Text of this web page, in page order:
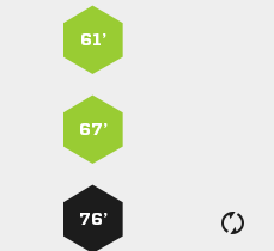
61’
67’
76’